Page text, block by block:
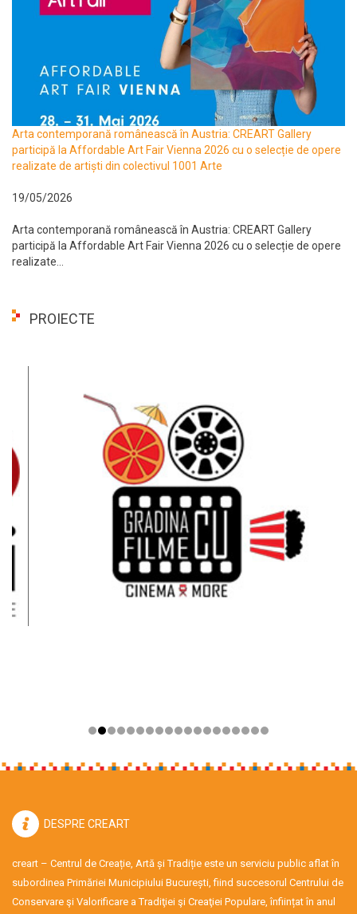
Arta contemporană românească în Austria: CREART Gallery
participă la Affordable Art Fair Vienna 2026 cu o selecție de opere
realizate de artiști din colectivul 1001 Arte
19/05/2026
Arta contemporană românească în Austria: CREART Gallery
participă la Affordable Art Fair Vienna 2026 cu o selecție de opere
realizate...
PROIECTE
DESPRE CREART
creart – Centrul de Creație, Artă și Tradiție este un serviciu public aflat în
subordinea Primăriei Municipiului București, fiind succesorul Centrului de
Conservare şi Valorificare a Tradiţiei şi Creaţiei Populare, înființat în anul